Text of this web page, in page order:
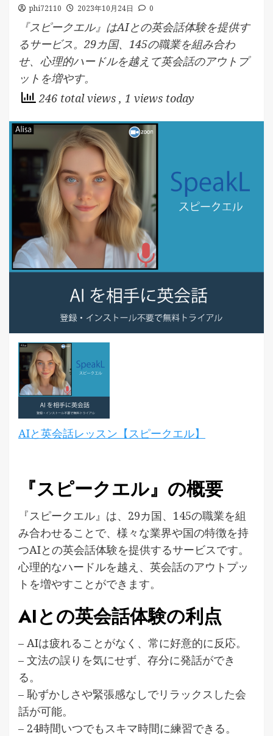
phi72110 2023年10月24日 0
『スピークエル』はAIとの英会話体験を提供す
るサービス。29カ国、145の職業を組み合わ
せ、心理的ハードルを越えて英会話のアウトプ
ットを増やす。
246 total views , 1 views today
AIと英会話レッスン【スピークエル】
『スピークエル』の概要
『スピークエル』は、29カ国、145の職業を組
み合わせることで、様々な業界や国の特徴を持
つAIとの英会話体験を提供するサービスです。
心理的なハードルを越え、英会話のアウトプッ
トを増やすことができます。
AIとの英会話体験の利点
– AIは疲れることがなく、常に好意的に反応。
– 文法の誤りを気にせず、存分に発話ができ
る。
– 恥ずかしさや緊張感なしでリラックスした会
話が可能。
– 24時間いつでもスキマ時間に練習できる。